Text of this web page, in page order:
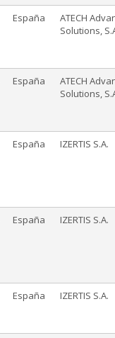
España
ATECH
Solutions,
España
ATECH
Solutions,
España IZERTIS S.A.
España IZERTIS S.A.
España IZERTIS S.A.